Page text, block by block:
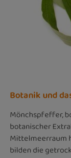
Botanik und
Mönchspfeffer,
botanischer
Mittelmeerraum
bilden die